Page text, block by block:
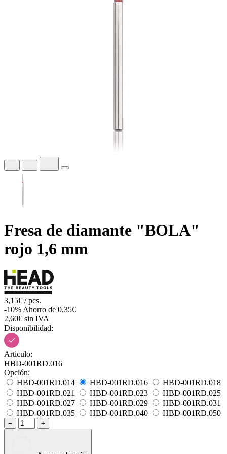
Fresa de diamante "BOLA"
rojo 1,6 mm
3,15€ / pcs.
-10% Ahorro de 0,35€
2,60€ sin IVA
Disponibilidad:
Articulo:
HBD-001RD.016
Opción:
HBD-001RD.014
HBD-001RD.016
HBD-001RD.018
HBD-001RD.021
HBD-001RD.023
HBD-001RD.025
HBD-001RD.027
HBD-001RD.029
HBD-001RD.031
HBD-001RD.035
HBD-001RD.040 HBD-001RD.050
− +